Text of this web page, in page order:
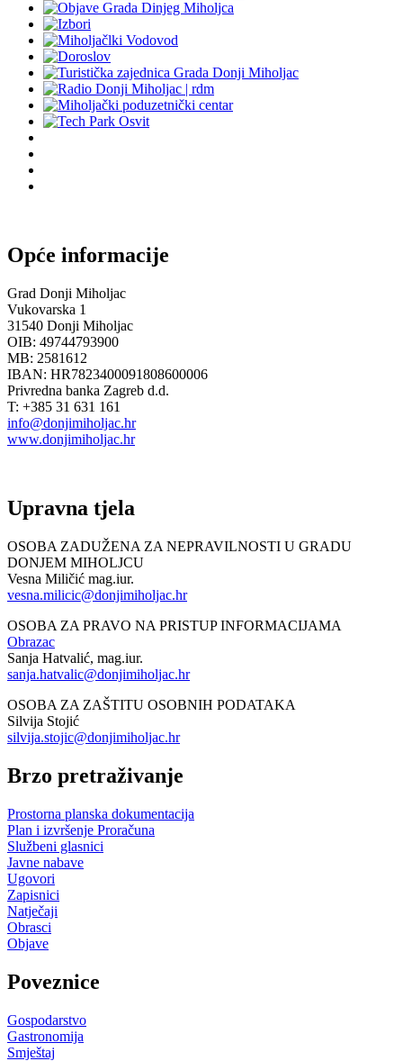
Opće informacije
Grad Donji Miholjac
Vukovarska 1
31540 Donji Miholjac
OIB: 49744793900
MB: 2581612
IBAN: HR7823400091808600006
Privredna banka Zagreb d.d.
T: +385 31 631 161
info@donjimiholjac.hr
www.donjimiholjac.hr
Upravna tjela
OSOBA ZADUŽENA ZA NEPRAVILNOSTI U GRADU
DONJEM MIHOLJCU
Vesna Miličić mag.iur.
vesna.milicic@donjimiholjac.hr
OSOBA ZA PRAVO NA PRISTUP INFORMACIJAMA
Obrazac
Sanja Hatvalić, mag.iur.
sanja.hatvalic@donjimiholjac.hr
OSOBA ZA ZAŠTITU OSOBNIH PODATAKA
Silvija Stojić
silvija.stojic@donjimiholjac.hr
Brzo pretraživanje
Prostorna planska dokumentacija
Plan i izvršenje Proračuna
Službeni glasnici
Javne nabave
Ugovori
Zapisnici
Natječaji
Obrasci
Objave
Poveznice
Gospodarstvo
Gastronomija
Smještaj